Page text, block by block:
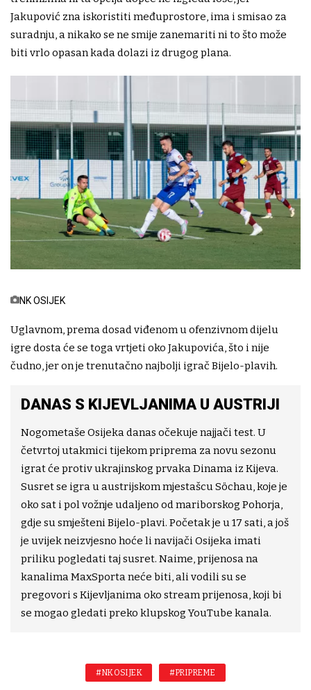
Jakupović zna iskoristiti međuprostore, ima i smisao za
suradnju, a nikako se ne smije zanemariti ni to što može
biti vrlo opasan kada dolazi iz drugog plana.
NK OSIJEK
Uglavnom, prema dosad viđenom u ofenzivnom dijelu
igre dosta će se toga vrtjeti oko Jakupovića, što i nije
čudno, jer on je trenutačno najbolji igrač Bijelo-plavih.
DANAS S KIJEVLJANIMA U AUSTRIJI
Nogometaše Osijeka danas očekuje najjači test. U
četvrtoj utakmici tijekom priprema za novu sezonu
igrat će protiv ukrajinskog prvaka Dinama iz Kijeva.
Susret se igra u austrijskom mjestašcu Söchau, koje je
oko sat i pol vožnje udaljeno od mariborskog Pohorja,
gdje su smješteni Bijelo-plavi. Početak je u 17 sati, a još
je uvijek neizvjesno hoće li navijači Osijeka imati
priliku pogledati taj susret. Naime, prijenosa na
kanalima MaxSporta neće biti, ali vodili su se
pregovori s Kijevljanima oko stream prijenosa, koji bi
se mogao gledati preko klupskog YouTube kanala.
#NK OSIJEK #PRIPREME